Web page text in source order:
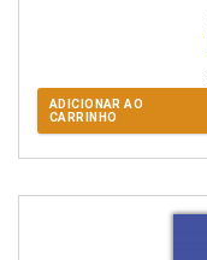
ADICIONAR AO
CARRINHO